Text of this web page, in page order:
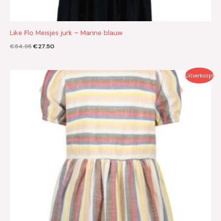
Like Flo Meisjes jurk – Marine blauw
€54.95€27.50
Uitverkoop!
Oorspronkelijke
prijs
was:
€69.95.
Huidige
prijs
€35.00.